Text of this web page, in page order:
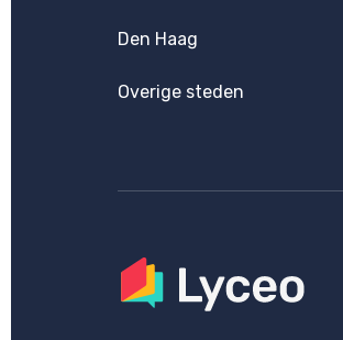
Den Haag
Overige steden